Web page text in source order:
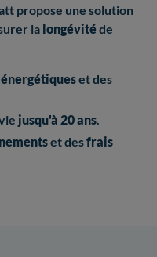
propose une solution
la longévité de
et des
jusqu'à 20 ans.
et desfrais